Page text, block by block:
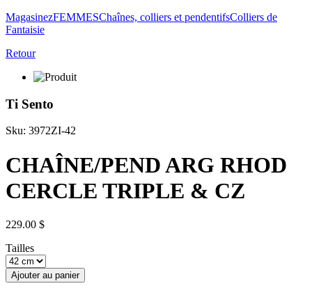
MagasinezFEMMESChaînes, colliers et pendentifsColliers de
Fantaisie
Retour
Ti Sento
Sku: 3972ZI-42
CHAÎNE/PEND ARG RHOD
CERCLE TRIPLE & CZ
229.00 $
Tailles
Ajouter au panier